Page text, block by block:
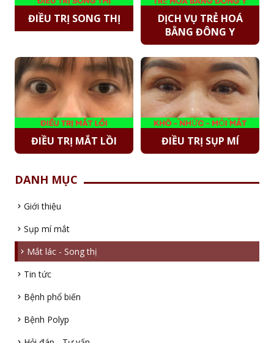
ĐIỀU TRỊ SONG THỊ
DỊCH VỤ TRẺ HOÁ
BẰNG ĐÔNG Y
ĐIỀU TRỊ MẮT LỒI ĐIỀU TRỊ SỤP MÍ
DANH MỤC
Giới thiệu
Sụp mí mắt
Mắt lác - Song thị
Tin tức
Bệnh phổ biến
Bệnh Polyp